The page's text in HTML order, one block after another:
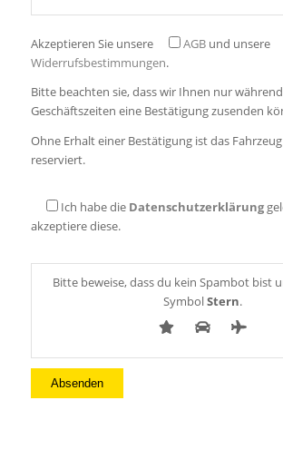
Akzeptieren Sie unsere AGBund unsere
Widerrufsbestimmungen.
Bitte beachten sie, dass wir Ihnen nur
Geschäftszeiten eine Bestätigung zusenden
Ohne Erhalt einer Bestätigung ist das
reserviert.
Ich habe die Datenschutzerklärung
akzeptiere diese.
Bitte beweise, dass du kein Spambot bist
SymbolStern.